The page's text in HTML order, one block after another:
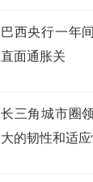
巴西央行一年
直面通胀关
长三角城市圈
大的韧性和适